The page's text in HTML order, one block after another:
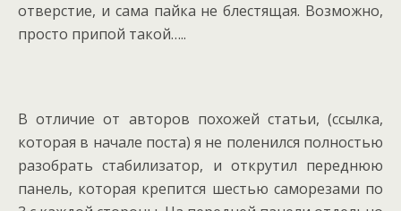
отверстие, и сама пайка не блестящая. Возможно,
просто припой такой…..
В отличие от авторов похожей статьи, (ссылка,
которая в начале поста) я не поленился полностью
разобрать стабилизатор, и открутил переднюю
панель, которая крепится шестью саморезами по